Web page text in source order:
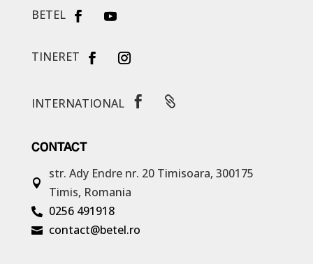
BETEL
TINERET
INTERNATIONAL  
CONTACT

str. Ady Endre nr. 20 Timisoara, 300175
Timis, Romania
 0256 491918
 contact@betel.ro